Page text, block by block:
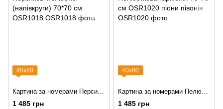
40х80
Картина за номерами Персикові пелюстки (напівкруги) 70*70 см OSR1018
1 485 грн
40х80
Картина за номерами Пелюсткова гармонія 70*70 см OSR1020 піони півонія
1 485 грн